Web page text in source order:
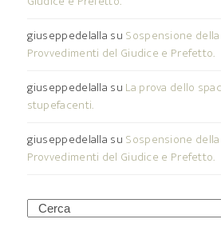
giuseppedelalla su Sospensione
Provvedimenti del Giudice e Prefetto.
giuseppedelalla su La prova dello
stupefacenti.
giuseppedelalla su Sospensione
Provvedimenti del Giudice e Prefetto.
Search